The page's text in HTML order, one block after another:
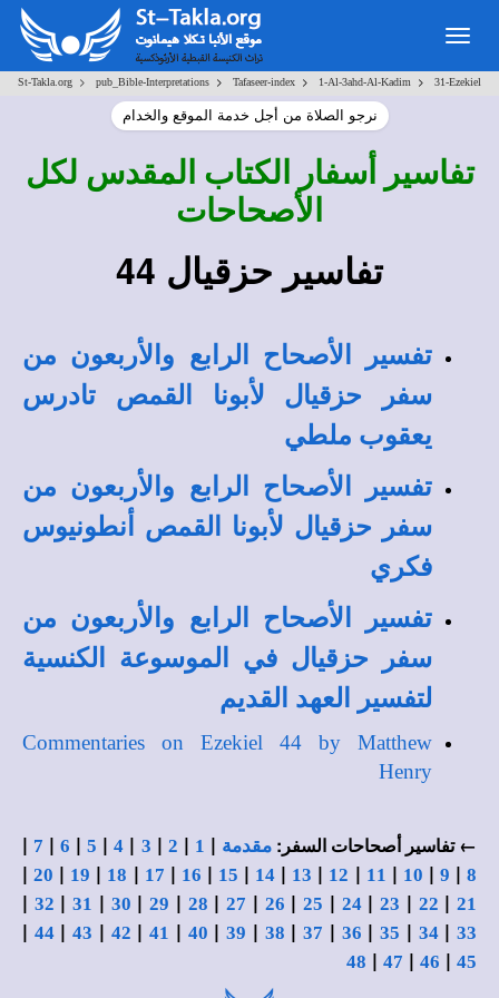
St-Takla.org > pub_Bible-Interpretations > Tafaseer-index > 1-Al-3ahd-Al-Kadim > 31-Ezekiel
نرجو الصلاة من أجل خدمة الموقع والخدام
تفاسير أسفار الكتاب المقدس لكل
الأصحاحات
تفاسير حزقيال 44
تفسير الأصحاح الرابع والأربعون من
سفر حزقيال لأبونا القمص تادرس
يعقوب ملطي
تفسير الأصحاح الرابع والأربعون من
سفر حزقيال لأبونا القمص أنطونيوس
فكري
تفسير الأصحاح الرابع والأربعون من
سفر حزقيال في الموسوعة الكنسية
لتفسير العهد القديم
Commentaries on Ezekiel 44 by Matthew
Henry
← تفاسير أصحاحات السفر:مقدمة |
1
|
2
|
3
|
4
|
5
|
6
|
7
|
8
|
9
|
10
|
11
|
12
|
13
|
14
|
15
|
16
|
17
|
18
|
19
|
20
|
21
|
22
|
23
|
24
|
25
|
26
|
27
|
28
|
29
|
30
|
31
|
32
|
33
|
34
|
35
|
36
|
37
|
38
|
39
|
40
|
41
|
42
|
43
|
44
|
45
|
46
|
47
|
48